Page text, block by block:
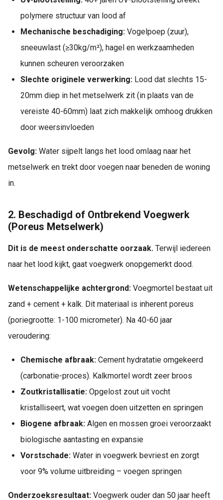
polymere structuur van lood af
Mechanische beschadiging: Vogelpoep (zuur),
sneeuwlast (≥30kg/m²), hagel en werkzaamheden
kunnen scheuren veroorzaken
Slechte originele verwerking: Lood dat slechts 15-
20mm diep in het metselwerk zit (in plaats van de
vereiste 40-60mm) laat zich makkelijk omhoog drukken
door weersinvloeden
Gevolg: Water sijpelt langs het lood omlaag naar het
metselwerk en trekt door voegen naar beneden de woning
in.
2. Beschadigd of Ontbrekend Voegwerk
(Poreus Metselwerk)
Dit is de meest onderschatte oorzaak. Terwijl iedereen
naar het lood kijkt, gaat voegwerk onopgemerkt dood.
Wetenschappelijke achtergrond: Voegmortel bestaat uit
zand + cement + kalk. Dit materiaal is inherent poreus
(poriegrootte: 1-100 micrometer). Na 40-60 jaar
veroudering:
Chemische afbraak: Cement hydratatie omgekeerd
(carbonatie-proces). Kalkmortel wordt zeer broos
Zoutkristallisatie: Opgelost zout uit vocht
kristalliseert, wat voegen doen uitzetten en springen
Biogene afbraak: Algen en mossen groei veroorzaakt
biologische aantasting en expansie
Vorstschade: Water in voegwerk bevriest en zorgt
voor 9% volume uitbreiding – voegen springen
Onderzoeksresultaat: Voegwerk ouder dan 50 jaar heeft